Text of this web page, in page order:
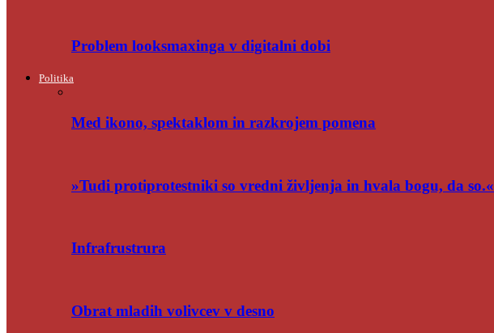
Problem looksmaxinga v digitalni dobi
Politika
Med ikono, spektaklom in razkrojem pomena
»Tudi protiprotestniki so vredni življenja in hvala bogu, da so.«
Infrafrustrura
Obrat mladih volivcev v desno